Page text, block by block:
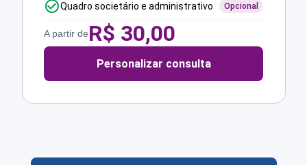
Quadro societário e administrativo Opcional
A partir deR$ 30,00
Personalizar consulta